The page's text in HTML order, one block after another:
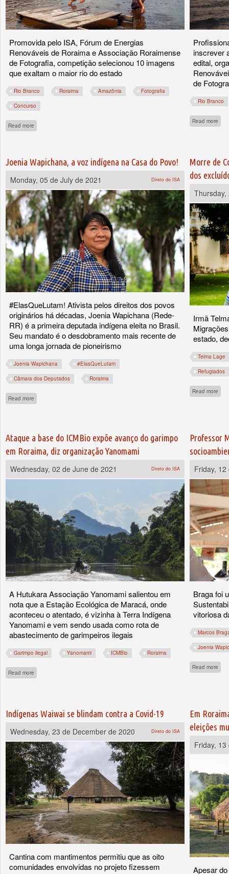
Promovida pelo ISA, Fórum de Energias
Renováveis de Roraima e Associação Roraimense
de Fotografia, competição selecionou 10 imagens
que exaltam o maior rio do estado
Rio Branco Roraima Amazônia Fotografia
Concurso
Read more about Concurso premia fotografias do Rio Branco, patrimônio roraimense
inscrever
edital,
de
Rio Branco
Read more
Joenia Wapichana, a voz indígena na Casa do Povo!
Monday, 05 de July de 2021
Direto do ISA
#ElasQueLutam! Ativista pelos direitos dos povos
originários há décadas, Joenia Wapichana (Rede-
RR) é a primeira deputada indígena eleita no Brasil.
Seu mandato é o desdobramento mais recente de
uma longa jornada de pioneirismo
Joenia Wapichana #ElasQueLutam
Câmara dos Deputados Roraima
Read more
Morre de
dos
Irmã
estado,
Telma Lage
Refugiados
Read more
Ataque a base do ICMBio expõe avanço do garimpo
em Roraima, diz organização Yanomami
Wednesday, 02 de June de 2021
Direto do ISA
A Hutukara Associação Yanomami salientou em
nota que a Estação Ecológica de Maracá, onde
aconteceu o atentado, é vizinha à Terra Indígena
Yanomami e vem sendo usada como rota de
abastecimento de garimpeiros ilegais
Garimpo ilegal Yanomami ICMBio Roraima
Read more about Ataque a base do ICMBio expõe avanço do garimpo em Roraima, diz
Professor
Friday,
Braga foi
vitoriosa
Marcos
Joenia
Read more
Indígenas Waiwai se blindam contra a Covid-19
Wednesday, 23 de December de 2020
Direto do ISA
Cantina com mantimentos permitiu que as oito
comunidades envolvidas no projeto fizessem
Em
eleições
Friday,
Apesar